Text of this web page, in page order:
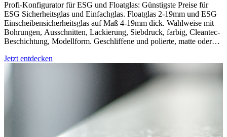
Profi-Konfigurator für ESG und Floatglas: Günstigste Preise für
ESG Sicherheitsglas und Einfachglas. Floatglas 2-19mm und ESG
Einscheibensicherheitsglas auf Maß 4-19mm dick. Wahlweise mit
Bohrungen, Ausschnitten, Lackierung, Siebdruck, farbig, Cleantec-
Beschichtung, Modellform. Geschliffene und polierte, matte oder
Eckausschnitte, Randausschnitte. Konfigurieren und bestellen Sie
Jetzt entdecken